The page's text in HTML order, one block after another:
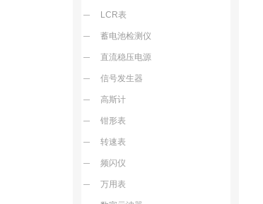
LCR表
蓄电池检测仪
直流稳压电源
信号发生器
高斯计
钳形表
转速表
频闪仪
万用表